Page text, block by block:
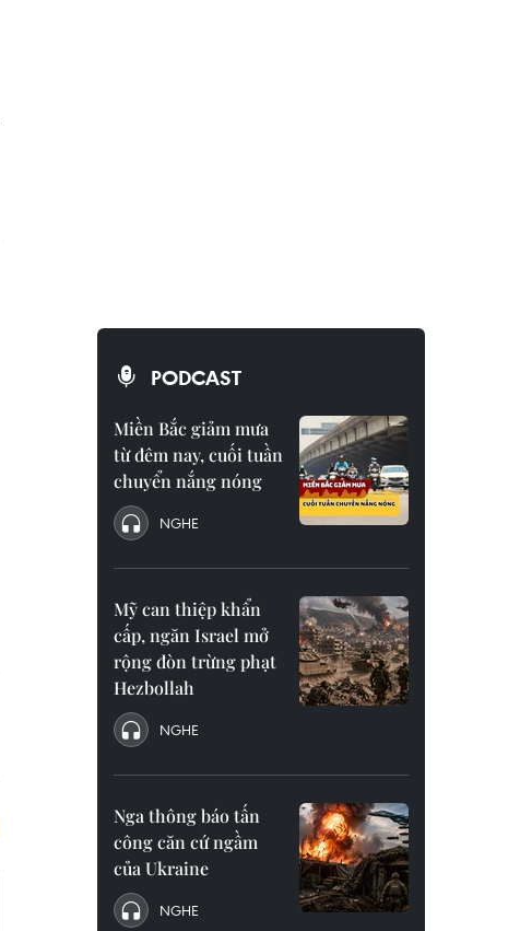
PODCAST
Miền Bắc giảm mưa
từ đêm nay, cuối tuần
chuyển nắng nóng
NGHE
Mỹ can thiệp khẩn
cấp, ngăn Israel mở
rộng đòn trừng phạt
Hezbollah
NGHE
Nga thông báo tấn
công căn cứ ngầm
của Ukraine
NGHE